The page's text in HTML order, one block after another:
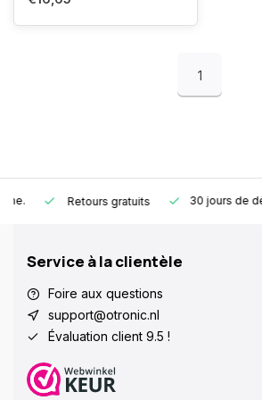
1
Retours gratuits 30 jours de délai
Service à la clientèle
Foire aux questions
support@otronic.nl
Évaluation client 9.5 !